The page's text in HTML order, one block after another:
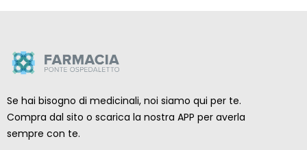
Se hai bisogno di medicinali, noi siamo qui per te.
Compra dal sito o scarica la nostra APP per averla
sempre con te.